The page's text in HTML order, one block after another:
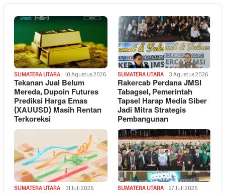
SUMATERA UTARA 10 Agustus 2026
Tekanan Jual Belum
Mereda, Dupoin Futures
Prediksi Harga Emas
(XAUUSD) Masih Rentan
Terkoreksi
SUMATERA UTARA 3 Agustus 2026
Rakercab Perdana JMSI
Tabagsel, Pemerintah
Tapsel Harap Media Siber
Jadi Mitra Strategis
Pembangunan
SUMATERA UTARA 31 Juli 2026 SUMATERA UTARA 27 Juli 2026